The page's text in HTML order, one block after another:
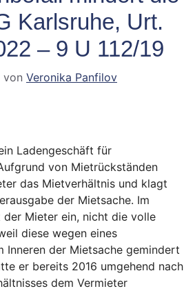
Karlsruhe, Urt.
– 9 U 112/19
von Veronika Panfilov
Ladengeschäft für
von Mietrückständen
das Mietverhältnis und klagt
der Mietsache. Im
der Mieter ein, nicht die volle
diese wegen eines
Inneren der Mietsache gemindert
er bereits 2016 umgehend nach
dem Vermieter